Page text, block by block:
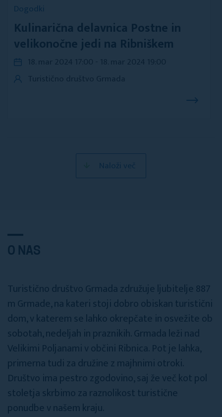
Dogodki
Kulinarična delavnica Postne in
velikonočne jedi na Ribniškem
Naloži več
O NAS
Turistično društvo Grmada združuje ljubitelje 887
m Grmade, na kateri stoji dobro obiskan turistični
dom, v katerem se lahko okrepčate in osvežite ob
sobotah, nedeljah in praznikih. Grmada leži nad
Velikimi Poljanami v občini Ribnica. Pot je lahka,
primerna tudi za družine z majhnimi otroki.
Društvo ima pestro zgodovino, saj že več kot pol
stoletja skrbimo za raznolikost turistične
ponudbe v našem kraju.